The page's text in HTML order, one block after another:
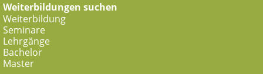
Weiterbildungen suchen
Weiterbildung
Seminare
Lehrgänge
Bachelor
Master